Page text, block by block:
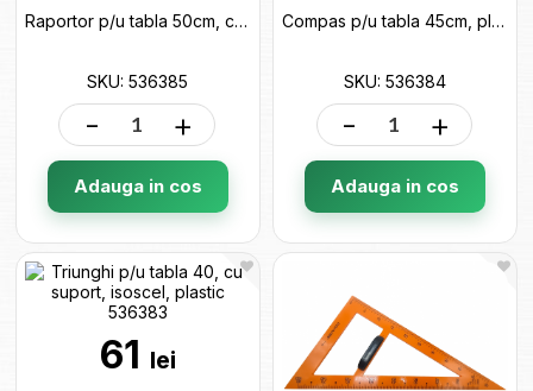
Raportor p/u tabla 50cm, cu suport, plastic 536385
SKU: 536385
- +
Adauga in cos
Compas p/u tabla 45cm, plastic 536384
SKU: 536384
- +
Adauga in cos
61 lei